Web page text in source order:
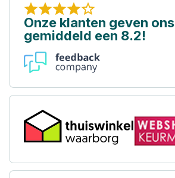
Onze klanten geven ons
gemiddeld een 8.2!